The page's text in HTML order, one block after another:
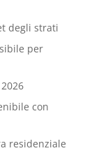
degli strati
per
con
residenziale